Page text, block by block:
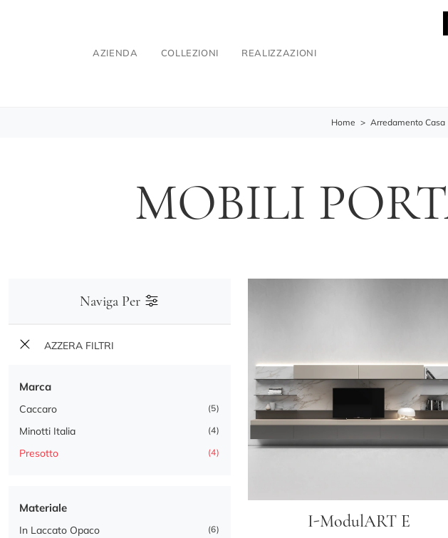
AZIENDA COLLEZIONI REALIZZAZIONI
Home > Arredamento Casa
MOBILI
Naviga Per
AZZERA FILTRI
Marca
Caccaro 5
Minotti Italia 4
Presotto 4
Materiale
In Laccato Opaco 6 I-ModulART E